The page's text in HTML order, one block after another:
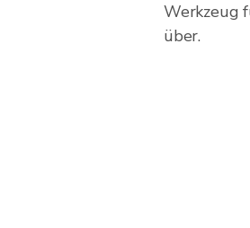
Werkzeug
über.